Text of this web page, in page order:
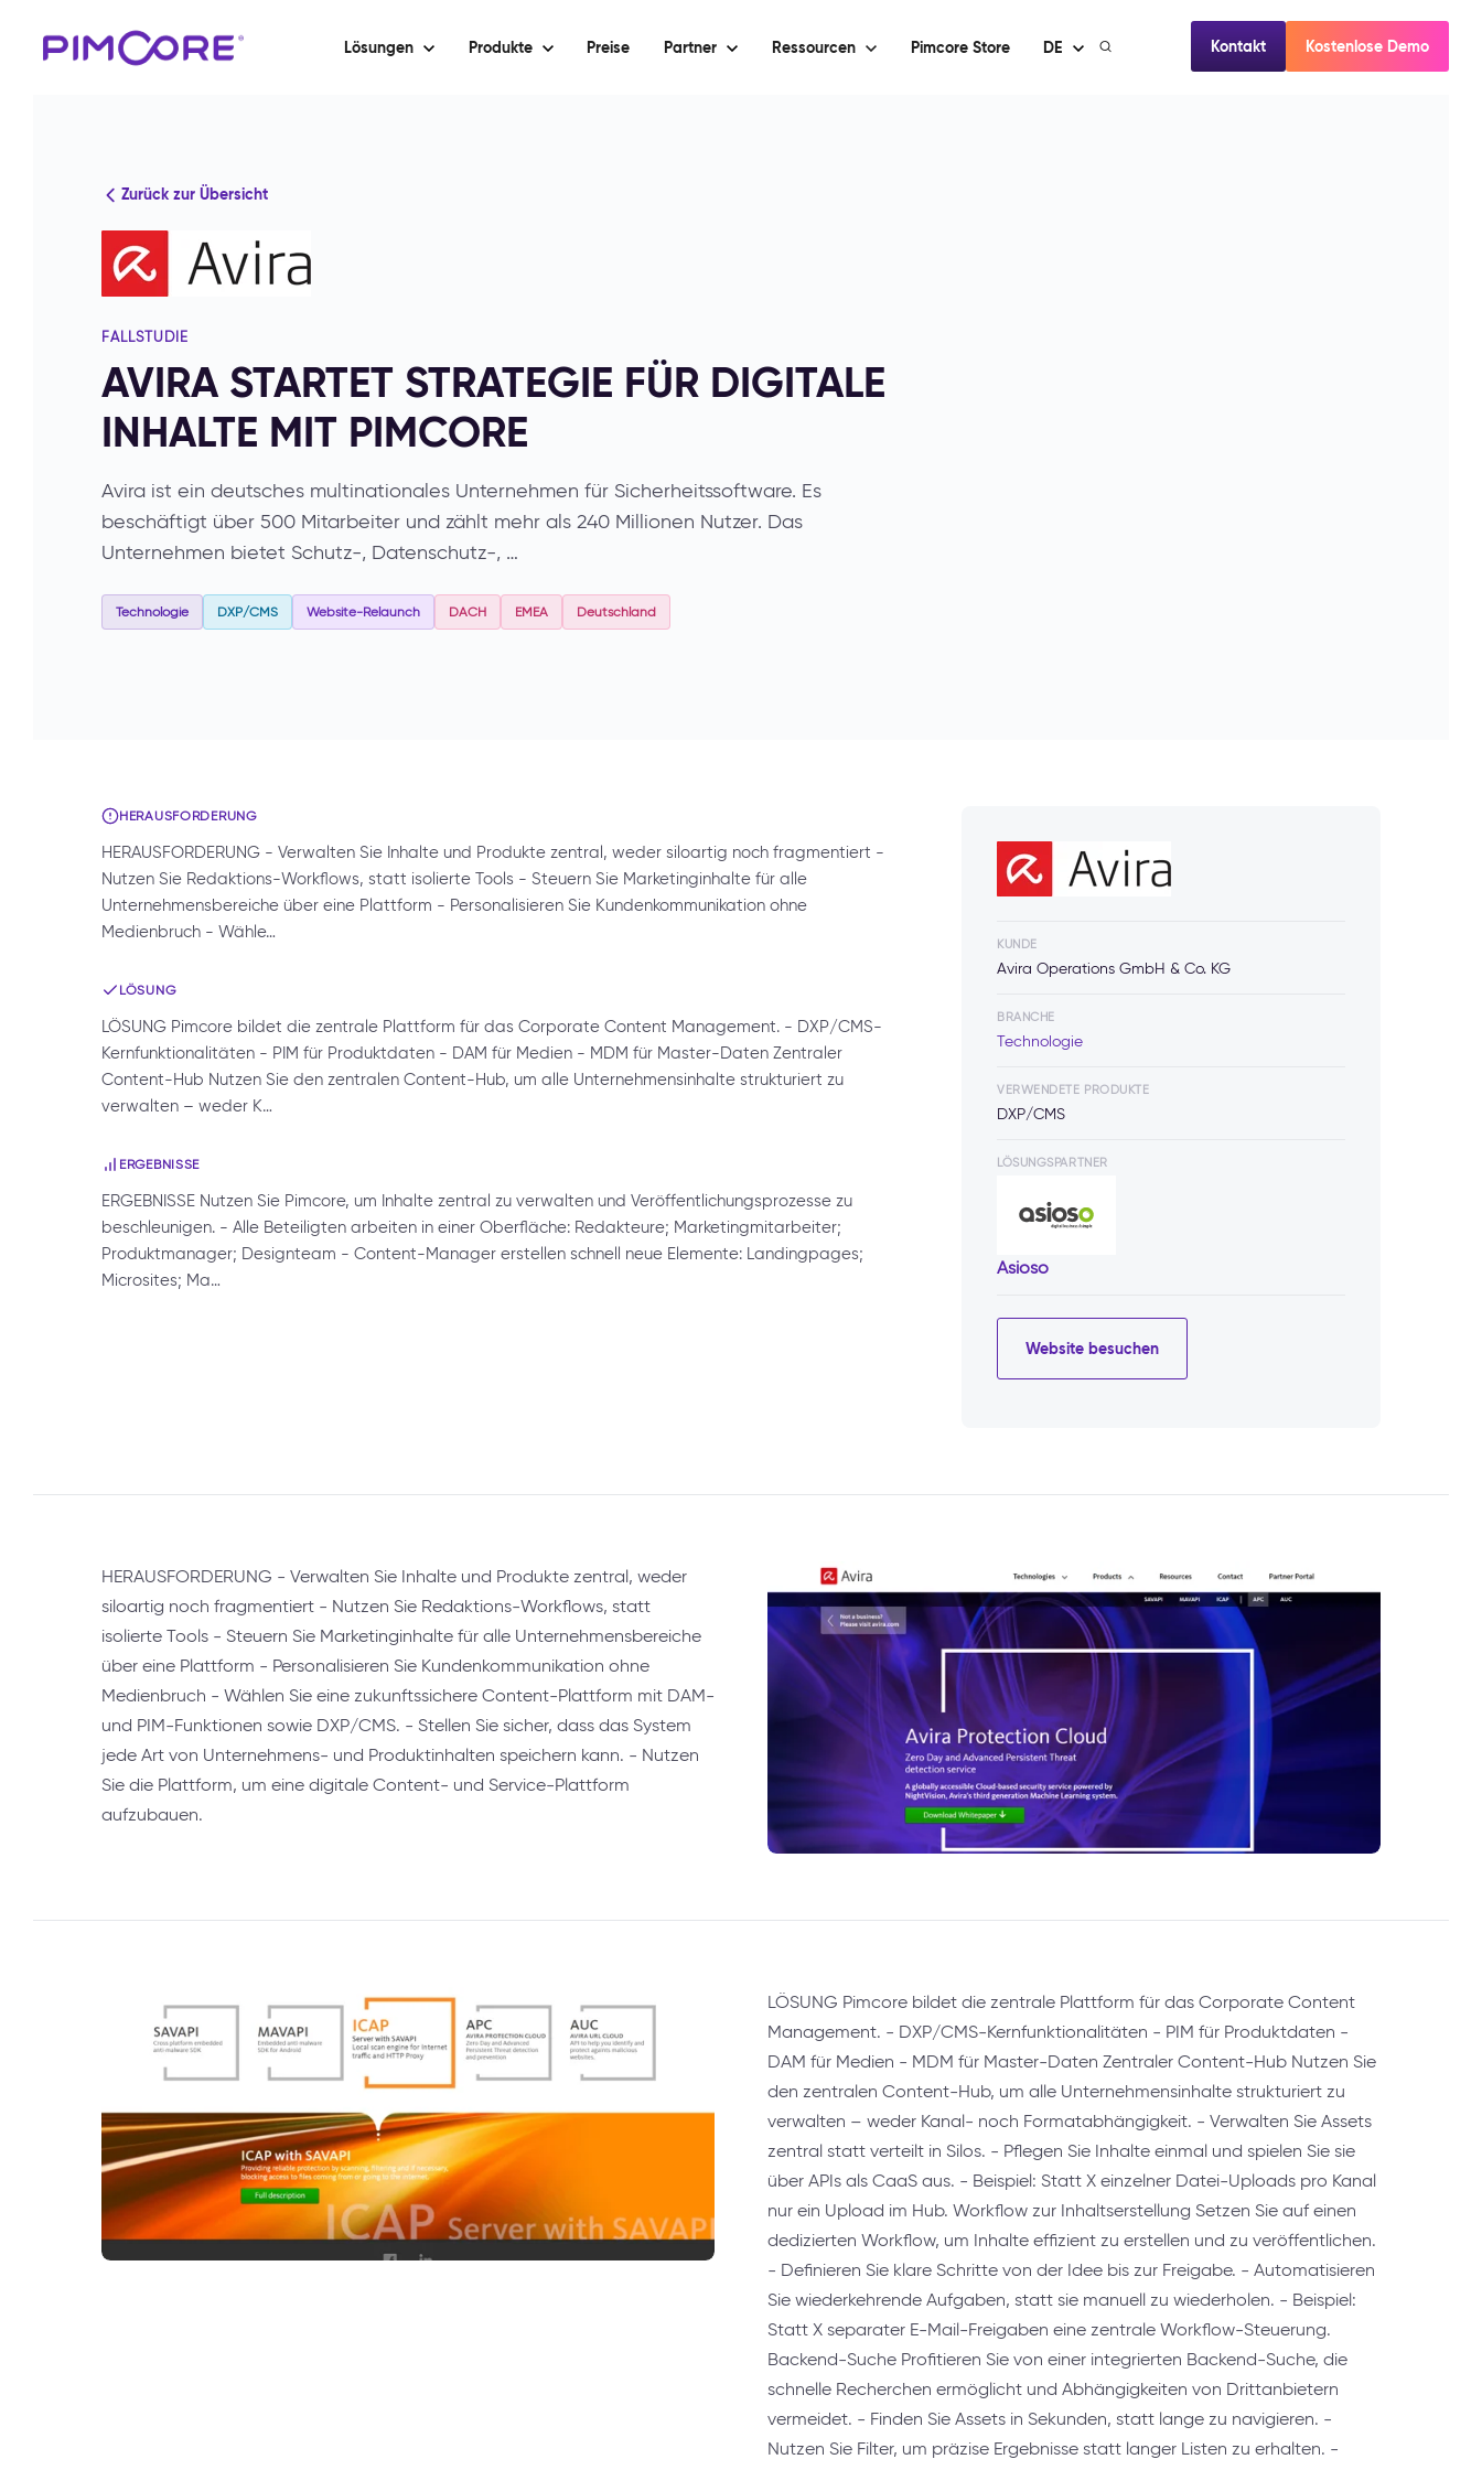
Lösungen Produkte Preise Partner Ressourcen Pimcore Store DE Kontakt Kostenlose Demo
Zurück zur Übersicht
FALLSTUDIE
AVIRA STARTET STRATEGIE FÜR DIGITALE
INHALTE MIT PIMCORE
Avira ist ein deutsches multinationales Unternehmen für Sicherheitssoftware. Es
beschäftigt über 500 Mitarbeiter und zählt mehr als 240 Millionen Nutzer. Das
Unternehmen bietet Schutz-, Datenschutz-, …
Technologie DXP/CMS Website-Relaunch DACH EMEA Deutschland
HERAUSFORDERUNG
HERAUSFORDERUNG - Verwalten Sie Inhalte und Produkte zentral, weder siloartig noch fragmentiert -
Nutzen Sie Redaktions-Workflows, statt isolierte Tools - Steuern Sie Marketinginhalte für alle
Unternehmensbereiche über eine Plattform - Personalisieren Sie Kundenkommunikation ohne
Medienbruch - Wähle…
LÖSUNG
LÖSUNG Pimcore bildet die zentrale Plattform für das Corporate Content Management. - DXP/CMS-
Kernfunktionalitäten - PIM für Produktdaten - DAM für Medien - MDM für Master-Daten Zentraler
Content-Hub Nutzen Sie den zentralen Content-Hub, um alle Unternehmensinhalte strukturiert zu
verwalten – weder K…
ERGEBNISSE
ERGEBNISSE Nutzen Sie Pimcore, um Inhalte zentral zu verwalten und Veröffentlichungsprozesse zu
beschleunigen. - Alle Beteiligten arbeiten in einer Oberfläche: Redakteure; Marketingmitarbeiter;
Produktmanager; Designteam - Content-Manager erstellen schnell neue Elemente: Landingpages;
Microsites; Ma…
KUNDE
Avira Operations GmbH & Co. KG
BRANCHE
Technologie
VERWENDETE PRODUKTE
DXP/CMS
LÖSUNGSPARTNER
Asioso
Website besuchen
HERAUSFORDERUNG - Verwalten Sie Inhalte und Produkte zentral, weder
siloartig noch fragmentiert - Nutzen Sie Redaktions-Workflows, statt
isolierte Tools - Steuern Sie Marketinginhalte für alle Unternehmensbereiche
über eine Plattform - Personalisieren Sie Kundenkommunikation ohne
Medienbruch - Wählen Sie eine zukunftssichere Content-Plattform mit DAM-
und PIM-Funktionen sowie DXP/CMS. - Stellen Sie sicher, dass das System
jede Art von Unternehmens- und Produktinhalten speichern kann. - Nutzen
Sie die Plattform, um eine digitale Content- und Service-Plattform
aufzubauen.
LÖSUNG Pimcore bildet die zentrale Plattform für das Corporate Content
Management. - DXP/CMS-Kernfunktionalitäten - PIM für Produktdaten -
DAM für Medien - MDM für Master-Daten Zentraler Content-Hub Nutzen Sie
den zentralen Content-Hub, um alle Unternehmensinhalte strukturiert zu
verwalten – weder Kanal- noch Formatabhängigkeit. - Verwalten Sie Assets
zentral statt verteilt in Silos. - Pflegen Sie Inhalte einmal und spielen Sie sie
über APIs als CaaS aus. - Beispiel: Statt X einzelner Datei-Uploads pro Kanal
nur ein Upload im Hub. Workflow zur Inhaltserstellung Setzen Sie auf einen
dedizierten Workflow, um Inhalte effizient zu erstellen und zu veröffentlichen.
- Definieren Sie klare Schritte von der Idee bis zur Freigabe. - Automatisieren
Sie wiederkehrende Aufgaben, statt sie manuell zu wiederholen. - Beispiel:
Statt X separater E-Mail-Freigaben eine zentrale Workflow-Steuerung.
Backend-Suche Profitieren Sie von einer integrierten Backend-Suche, die
schnelle Recherchen ermöglicht und Abhängigkeiten von Drittanbietern
vermeidet. - Finden Sie Assets in Sekunden, statt lange zu navigieren. -
Nutzen Sie Filter, um präzise Ergebnisse statt langer Listen zu erhalten. -